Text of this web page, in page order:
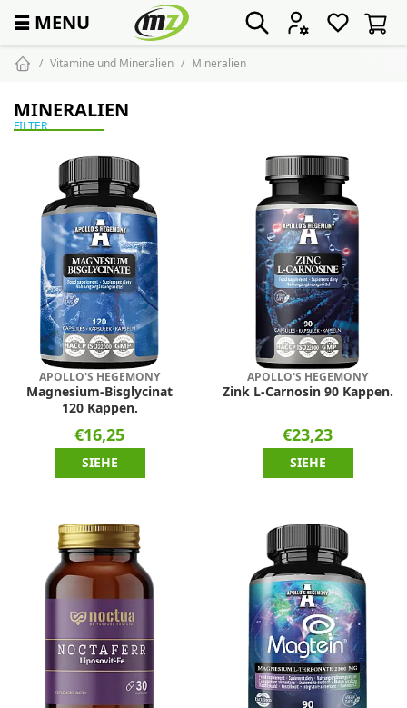
☰ MENU
Vitamine und Mineralien Mineralien
MINERALIEN
FILTER
APOLLO'S HEGEMONY
Magnesium-Bisglycinat
120 Kappen.
€16,25
SIEHE
APOLLO'S HEGEMONY
Zink L-Carnosin 90 Kappen.
€23,23
SIEHE